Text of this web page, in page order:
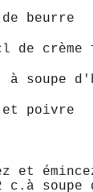
de beurre
de crème
à soupe
poivre
et
c.à soupe